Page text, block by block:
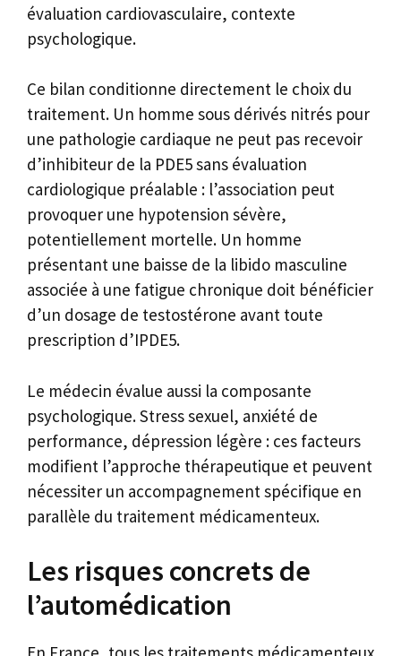
évaluation cardiovasculaire, contexte
psychologique.
Ce bilan conditionne directement le choix du
traitement. Un homme sous dérivés nitrés pour
une pathologie cardiaque ne peut pas recevoir
d’inhibiteur de la PDE5 sans évaluation
cardiologique préalable : l’association peut
provoquer une hypotension sévère,
potentiellement mortelle. Un homme
présentant une baisse de la libido masculine
associée à une fatigue chronique doit bénéficier
d’un dosage de testostérone avant toute
prescription d’IPDE5.
Le médecin évalue aussi la composante
psychologique. Stress sexuel, anxiété de
performance, dépression légère : ces facteurs
modifient l’approche thérapeutique et peuvent
nécessiter un accompagnement spécifique en
parallèle du traitement médicamenteux.
Les risques concrets de
l’automédication